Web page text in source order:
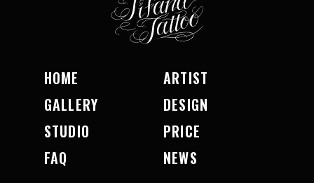
HOME
ARTIST
GALLERY
DESIGN
STUDIO
PRICE
FAQ
NEWS